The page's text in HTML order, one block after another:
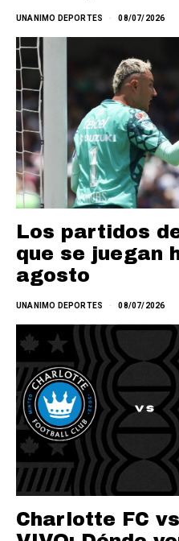
UNANIMO DEPORTES 08/07/2026
Los partidos
que se juegan
agosto
UNANIMO DEPORTES 08/07/2026
Charlotte FC